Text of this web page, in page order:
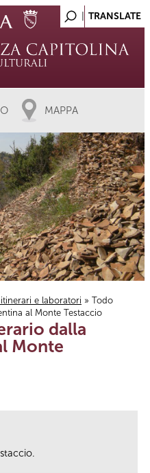
MAPPA
itinerari e laboratori » Todo
al Monte Testaccio
dalla
Monte